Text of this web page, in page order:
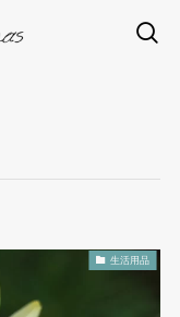
生活用品